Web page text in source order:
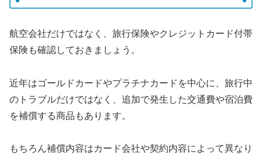
航空会社だけではなく、旅行保険やクレジットカード付帯
保険も確認しておきましょう。
近年はゴールドカードやプラチナカードを中心に、旅行中
のトラブルだけではなく、追加で発生した交通費や宿泊費
を補償する商品もあります。
もちろん補償内容はカード会社や契約内容によって異なり